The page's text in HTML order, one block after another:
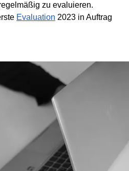
zu evaluieren.
Evaluation 2023 in Auftrag